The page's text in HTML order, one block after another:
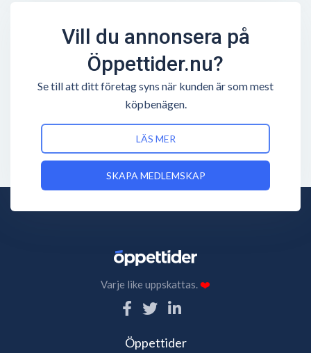
Vill du annonsera på
Öppettider.nu?
Se till att ditt företag syns när kunden är som mest
köpbenägen.
LÄS MER
SKAPA MEDLEMSKAP
Varje like uppskattas.❤️
Öppettider